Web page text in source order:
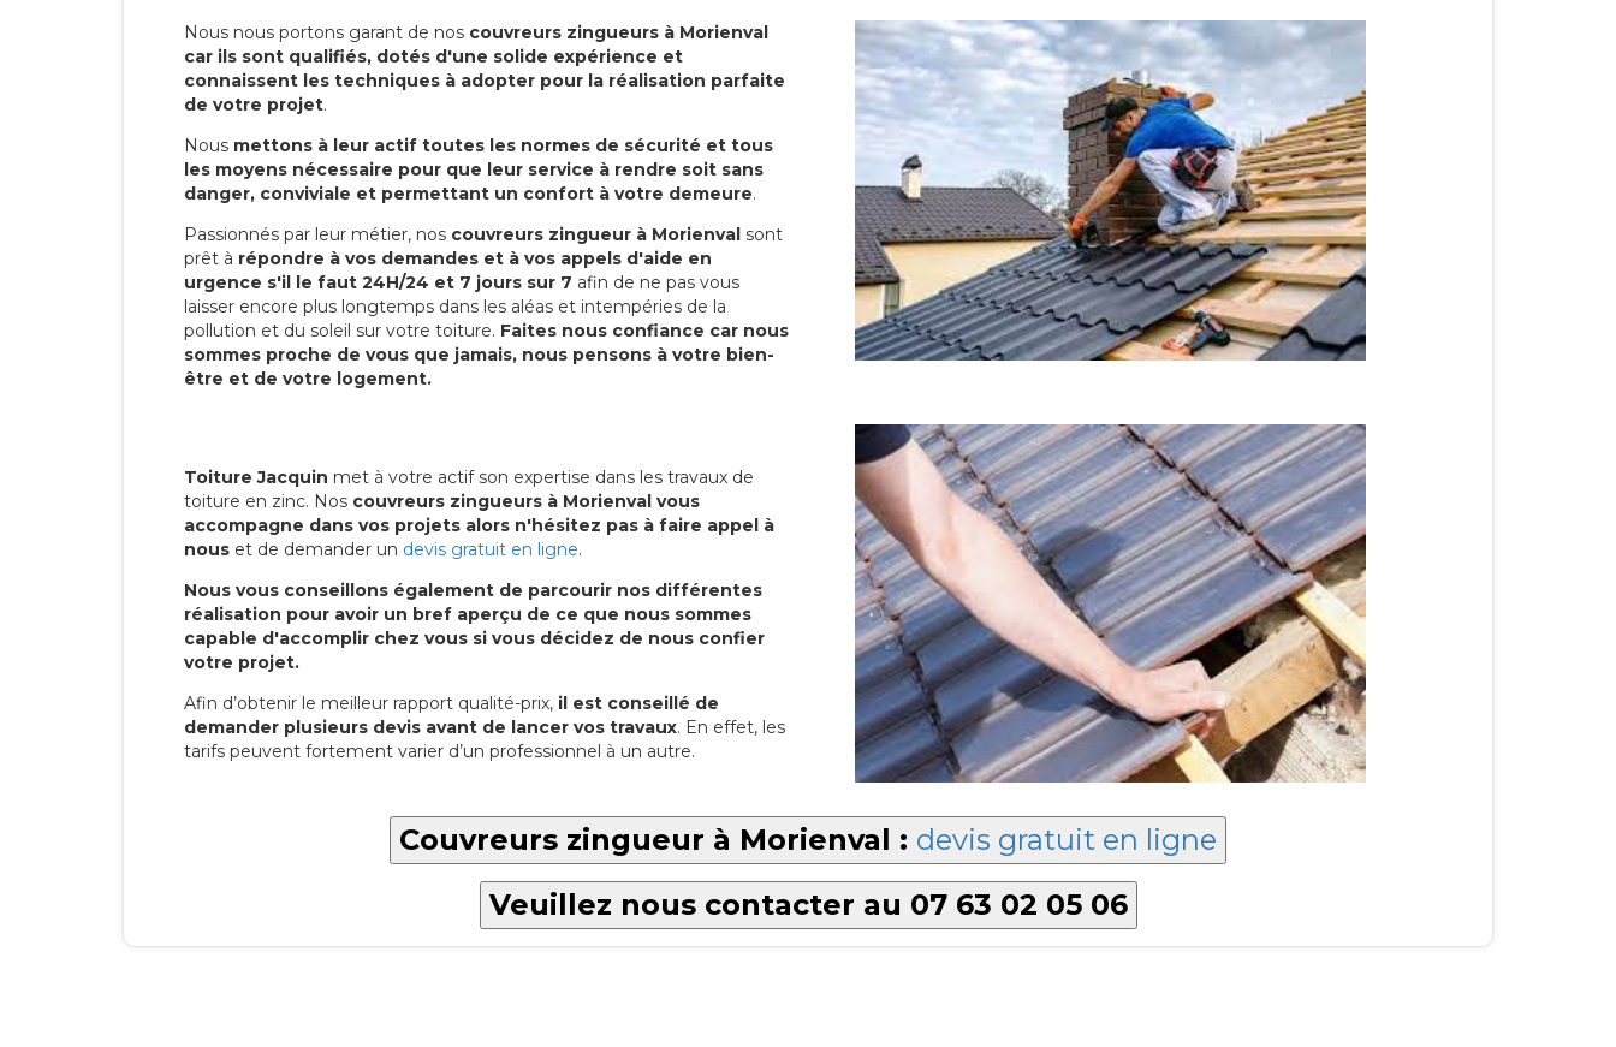
Nous nous portons garant de nos couvreurs zingueurs à Morienval
car ils sont qualifiés, dotés d'une solide expérience et
connaissent les techniques à adopter pour la réalisation parfaite
de votre projet.
Nous mettons à leur actif toutes les normes de sécurité et tous
les moyens nécessaire pour que leur service à rendre soit sans
danger, conviviale et permettant un confort à votre demeure.
Passionnés par leur métier, nos couvreurs zingueur à Morienval sont
prêt à répondre à vos demandes et à vos appels d'aide en
urgence s'il le faut 24H/24 et 7 jours sur 7 afin de ne pas vous
laisser encore plus longtemps dans les aléas et intempéries de la
pollution et du soleil sur votre toiture. Faites nous confiance car nous
sommes proche de vous que jamais, nous pensons à votre bien-
être et de votre logement.
Toiture Jacquin met à votre actif son expertise dans les travaux de
toiture en zinc. Nos couvreurs zingueurs à Morienval vous
accompagne dans vos projets alors n'hésitez pas à faire appel à
nous et de demander un devis gratuit en ligne.
Nous vous conseillons également de parcourir nos différentes
réalisation pour avoir un bref aperçu de ce que nous sommes
capable d'accomplir chez vous si vous décidez de nous confier
votre projet.
Afin d’obtenir le meilleur rapport qualité-prix, il est conseillé de
demander plusieurs devis avant de lancer vos travaux. En effet, les
tarifs peuvent fortement varier d’un professionnel à un autre.
Couvreurs zingueur à Morienval : devis gratuit en ligne
Veuillez nous contacter au 07 63 02 05 06